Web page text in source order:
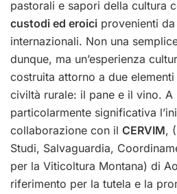
pastorali e sapori della cultura
custodi ed eroici provenienti
internazionali. Non una
dunque, ma un’esperienza
costruita attorno a due
civiltà rurale: il pane e il vino. A
particolarmente significativa
collaborazione con il CERVIM,
Studi, Salvaguardia,
per la Viticoltura Montana) di
riferimento per la tutela e la